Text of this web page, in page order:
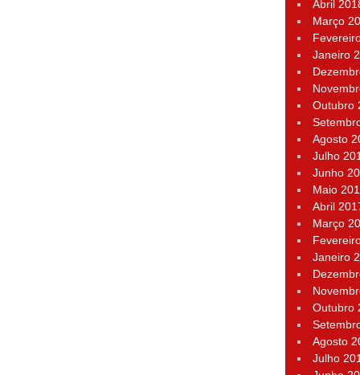
Abril
Março
Janeiro
Outubro
Agosto
Julho
Junho
Maio
Abril
Março
Janeiro
Outubro
Agosto
Julho